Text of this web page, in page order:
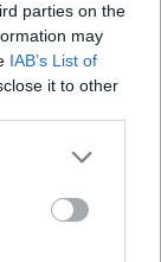
parties on the
may
IAB’s List of
it to other
more Google
may click to
tags to
below Google
news